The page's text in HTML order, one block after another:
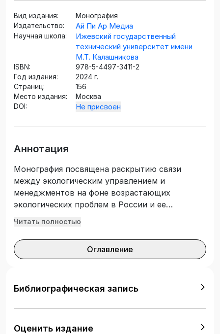
Вид издания:
Монография
Издательство:
Ай Пи Ар Медиа
Научная школа:
Ижевский государственный
технический университет имени
М.Т. Калашникова
ISBN:
978-5-4497-3411-2
Год издания:
2024 г.
Страниц:
156
Место издания:
Москва
DOI:
Не присвоен
Аннотация
Монография посвящена раскрытию связи
между экологическим управлением и
менеджментов на фоне возрастающих
экологических проблем в России и ее
регионах; систематизации представлений о
позиции обоснования рациональности ее
применения; формированию маркетинговой
маркетинговая модель оценки уровня
населения «познание-чувство-действие».
Обоснована целесообразность,
Читать полностью
Оглавление
Библиографическая запись
Оценить издание